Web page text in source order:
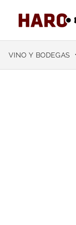
VINO Y BODEGAS